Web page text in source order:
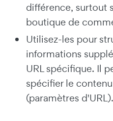
différence, surtout
boutique de
Utilisez-les pour
informations
URL spécifique. Il
spécifier le
(paramètres d'URL).